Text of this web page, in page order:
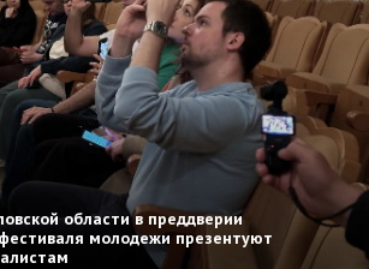
области в преддверии
молодежи презентуют